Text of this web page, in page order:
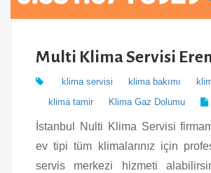
Multi Klima Servisi
klima servisi klima bakımı
klima tamir
Klima Gaz Dolumu
İstanbul Nulti Klima Servisi
ev tipi tüm klimalarınız için
servis merkezi hizmeti